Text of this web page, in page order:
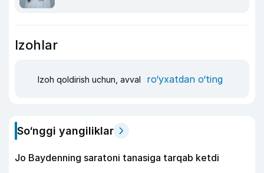
Izohlar
Izoh qoldirish uchun, avval ro‘yxatdan o‘ting
So‘nggi yangiliklar
Jo Baydenning saratoni tanasiga tarqab ketdi